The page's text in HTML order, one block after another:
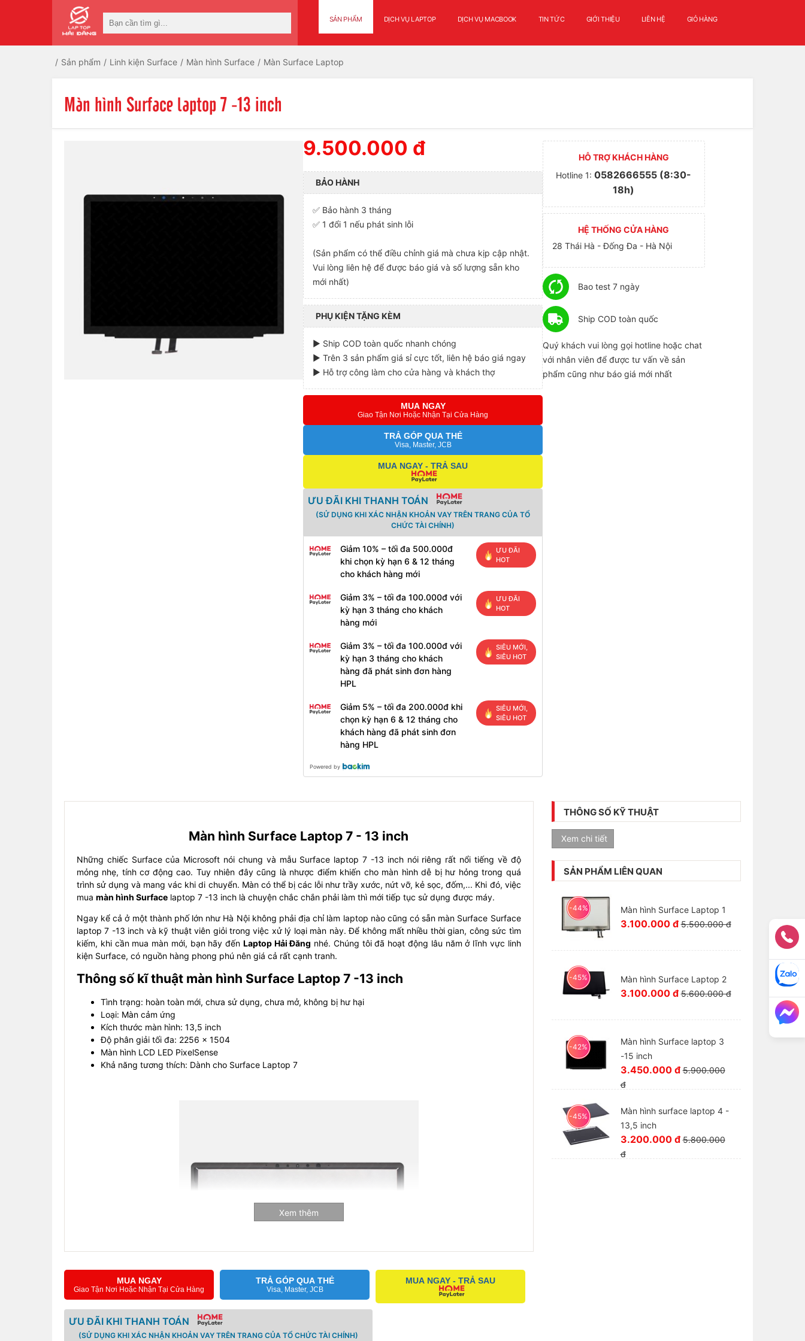
SẢN PHẨM DỊCH VỤ LAPTOP DỊCH VỤ MACBOOK TIN TỨC GIỚI THIỆU LIÊN HỆ GIỎ HÀNG
Sản phẩm Linh kiện Surface Màn hình Surface Màn Surface Laptop
Màn hình Surface laptop 7 -13 inch
9.500.000 đ
BẢO HÀNH
✅ Bảo hành 3 tháng
✅ 1 đổi 1 nếu phát sinh lỗi
(Sản phẩm có thể điều chỉnh giá mà chưa kịp cập nhật.
Vui lòng liên hệ để được báo giá và số lượng sẵn kho
mới nhất)
PHỤ KIỆN TẶNG KÈM
► Ship COD toàn quốc nhanh chóng
► Trên 3 sản phẩm giá sỉ cực tốt, liên hệ báo giá ngay
► Hỗ trợ công làm cho cửa hàng và khách thợ
MUA NGAY
Giao Tận Nơi Hoặc Nhận Tại Cửa Hàng
TRẢ GÓP QUA THẺ
Visa, Master, JCB
MUA NGAY - TRẢ SAU
ƯU ĐÃI KHI THANH TOÁN
(SỬ DỤNG KHI XÁC NHẬN KHOẢN VAY TRÊN TRANG CỦA TỔ
CHỨC TÀI CHÍNH)
Giảm 10% – tối đa 500.000đ
khi chọn kỳ hạn 6 & 12 tháng
cho khách hàng mới
ƯU ĐÃI
HOT
Giảm 3% – tối đa 100.000đ với
kỳ hạn 3 tháng cho khách
hàng mới
ƯU ĐÃI
HOT
Giảm 3% – tối đa 100.000đ với
kỳ hạn 3 tháng cho khách
hàng đã phát sinh đơn hàng
HPL
SIÊU MỚI,
SIÊU HOT
Giảm 5% – tối đa 200.000đ khi
chọn kỳ hạn 6 & 12 tháng cho
khách hàng đã phát sinh đơn
hàng HPL
SIÊU MỚI,
SIÊU HOT
Powered by
HỖ TRỢ KHÁCH HÀNG
Hotline 1:0582666555 (8:30-
18h)
HỆ THỐNG CỬA HÀNG
28 Thái Hà - Đống Đa - Hà Nội
Bao test 7 ngày
Ship COD toàn quốc
Quý khách vui lòng gọi hotline hoặc chat
với nhân viên để được tư vấn về sản
phẩm cũng như báo giá mới nhất
Màn hình Surface Laptop 7 - 13 inch
Những chiếc Surface của Microsoft nói chung và mẫu Surface laptop 7 -13 inch nói riêng rất nổi tiếng về độ
mỏng nhẹ, tính cơ động cao. Tuy nhiên đây cũng là nhược điểm khiến cho màn hình dễ bị hư hỏng trong quá
trình sử dụng và mang vác khi di chuyển. Màn có thể bị các lỗi như trầy xước, nứt vỡ, kẻ sọc, đốm,... Khi đó, việc
mua màn hình Surface laptop 7 -13 inch là chuyện chắc chắn phải làm thì mới tiếp tục sử dụng được máy.
Ngay kể cả ở một thành phố lớn như Hà Nội không phải địa chỉ làm laptop nào cũng có sẵn màn Surface Surface
laptop 7 -13 inch và kỹ thuật viên giỏi trong việc xử lý loại màn này. Để không mất nhiều thời gian, công sức tìm
kiếm, khi cần mua màn mới, bạn hãy đến Laptop Hải Đăng nhé. Chúng tôi đã hoạt động lâu năm ở lĩnh vực linh
kiện Surface, có nguồn hàng phong phú nên giá cả rất cạnh tranh.
Thông số kĩ thuật màn hình Surface Laptop 7 -13 inch
Tình trạng: hoàn toàn mới, chưa sử dụng, chưa mở, không bị hư hại
Loại: Màn cảm ứng
Kích thước màn hình: 13,5 inch
Độ phân giải tối đa: 2256 x 1504
Màn hình LCD LED PixelSense
Khả năng tương thích: Dành cho Surface Laptop 7
Xem thêm
THÔNG SỐ KỸ THUẬT
Xem chi tiết
SẢN PHẨM LIÊN QUAN
-44% Màn hình Surface Laptop 1
3.100.000 đ 5.500.000 đ
-45% Màn hình Surface Laptop 2
3.100.000 đ 5.600.000 đ
-42%
Màn hình Surface laptop 3
-15 inch
3.450.000 đ 5.900.000
đ
-45%
Màn hình surface laptop 4 -
13,5 inch
3.200.000 đ 5.800.000
đ
MUA NGAY
Giao Tận Nơi Hoặc Nhận Tại Cửa Hàng
TRẢ GÓP QUA THẺ
Visa, Master, JCB
MUA NGAY - TRẢ SAU
ƯU ĐÃI KHI THANH TOÁN
(SỬ DỤNG KHI XÁC NHẬN KHOẢN VAY TRÊN TRANG CỦA TỔ CHỨC TÀI CHÍNH)